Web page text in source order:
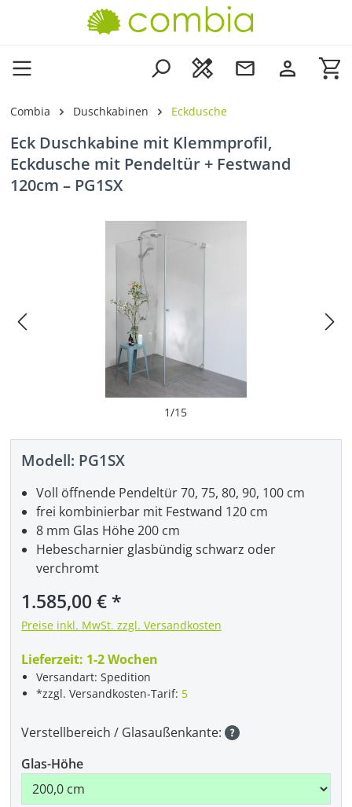
Zum Hauptinhalt springen
Combia Duschkabinen Eckdusche
Eck Duschkabine mit Klemmprofil,
Eckdusche mit Pendeltür + Festwand
120cm – PG1SX
Bildergalerie überspringen
1/15
Modell: PG1SX
Regulärer Preis:
1.585,00 €
Preise inkl. MwSt. zzgl. Versandkosten
Lieferzeit: 1-2 Wochen
Versandart: Spedition
*zzgl. Versandkosten-Tarif: 5
Voll öffnende Pendeltür 70, 75, 80, 90, 100 cm
frei kombinierbar mit Festwand 120 cm
8 mm Glas Höhe 200 cm
Hebescharnier glasbündig schwarz oder
verchromt
Verstellbereich / Glasaußenkante:
Glas-Höhe